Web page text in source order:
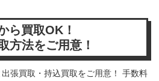
ら買取OK！
方法をご用意！
張買取・持込買取をご用意！ 手数料